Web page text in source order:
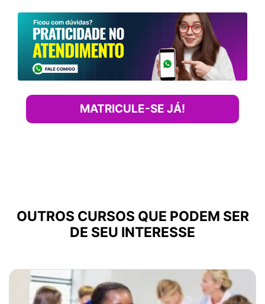
MATRICULE-SE JÁ!
OUTROS CURSOS QUE PODEM SER
DE SEU INTERESSE